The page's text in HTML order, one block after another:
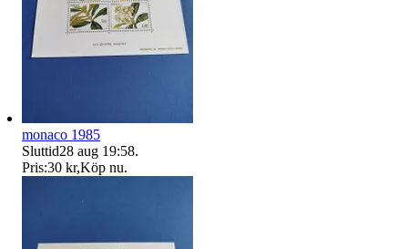
monaco 1985
Sluttid28 aug 19:58.
Pris:30 kr,Köp nu.